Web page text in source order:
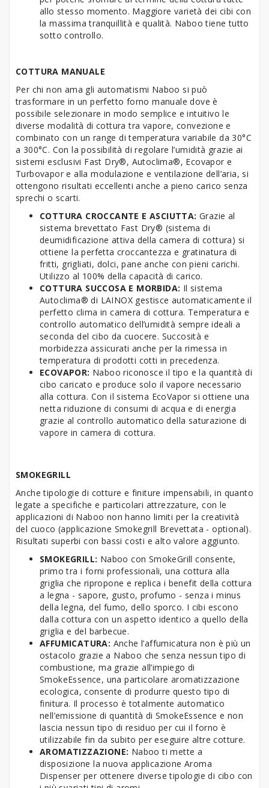
allo stesso momento. Maggiore varietà dei cibi con
la massima tranquillità e qualità. Naboo tiene tutto
sotto controllo.
COTTURA MANUALE
Per chi non ama gli automatismi Naboo si può
trasformare in un perfetto forno manuale dove è
possibile selezionare in modo semplice e intuitivo le
diverse modalità di cottura tra vapore, convezione e
combinato con un range di temperatura variabile da 30°C
a 300°C. Con la possibilità di regolare l’umidità grazie ai
sistemi esclusivi Fast Dry®, Autoclima®, Ecovapor e
Turbovapor e alla modulazione e ventilazione dell’aria, si
ottengono risultati eccellenti anche a pieno carico senza
sprechi o scarti.
COTTURA CROCCANTE E ASCIUTTA: Grazie al
sistema brevettato Fast Dry® (sistema di
deumidificazione attiva della camera di cottura) si
ottiene la perfetta croccantezza e gratinatura di
fritti, grigliati, dolci, pane anche con pieni carichi.
Utilizzo al 100% della capacità di carico.
COTTURA SUCCOSA E MORBIDA: Il sistema
Autoclima® di LAINOX gestisce automaticamente il
perfetto clima in camera di cottura. Temperatura e
controllo automatico dell’umidità sempre ideali a
seconda del cibo da cuocere. Succosità e
morbidezza assicurati anche per la rimessa in
temperatura di prodotti cotti in precedenza.
ECOVAPOR: Naboo riconosce il tipo e la quantità di
cibo caricato e produce solo il vapore necessario
alla cottura. Con il sistema EcoVapor si ottiene una
netta riduzione di consumi di acqua e di energia
grazie al controllo automatico della saturazione di
vapore in camera di cottura.
SMOKEGRILL
Anche tipologie di cotture e finiture impensabili, in quanto
legate a specifiche e particolari attrezzature, con le
applicazioni di Naboo non hanno limiti per la creatività
del cuoco (applicazione Smokegrill Brevettata - optional).
Risultati superbi con bassi costi e alto valore aggiunto.
SMOKEGRILL: Naboo con SmokeGrill consente,
primo tra i forni professionali, una cottura alla
griglia che ripropone e replica i benefit della cottura
a legna - sapore, gusto, profumo - senza i minus
della legna, del fumo, dello sporco. I cibi escono
dalla cottura con un aspetto identico a quello della
griglia e del barbecue.
AFFUMICATURA: Anche l’affumicatura non è più un
ostacolo grazie a Naboo che senza nessun tipo di
combustione, ma grazie all’impiego di
SmokeEssence, una particolare aromatizzazione
ecologica, consente di produrre questo tipo di
finitura. Il processo è totalmente automatico
nell’emissione di quantità di SmokeEssence e non
lascia nessun tipo di residuo per cui il forno è
utilizzabile fin da subito per eseguire altre cotture.
AROMATIZZAZIONE: Naboo ti mette a
disposizione la nuova applicazione Aroma
Dispenser per ottenere diverse tipologie di cibo con